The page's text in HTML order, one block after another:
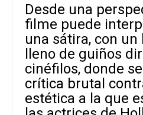
Desde una
filme puede
una sátira, con
lleno de guiños
cinéfilos, donde
crítica brutal
estética a la que